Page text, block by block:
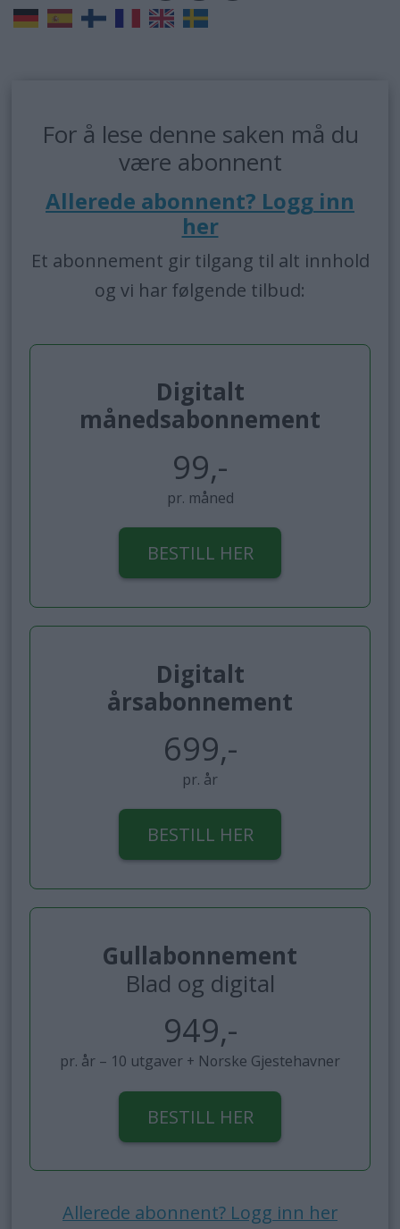
For å lese denne saken må du
være abonnent
Allerede abonnent? Logg inn
her
Et abonnement gir tilgang til alt innhold
og vi har følgende tilbud:
Digitalt
månedsabonnement
99,-
pr. måned
BESTILL HER
Digitalt
årsabonnement
699,-
pr. år
BESTILL HER
Gullabonnement
Blad og digital
949,-
pr. år – 10 utgaver + Norske Gjestehavner
BESTILL HER
Allerede abonnent? Logg inn her